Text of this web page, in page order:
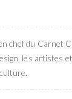
chef du Carnet
les artistes